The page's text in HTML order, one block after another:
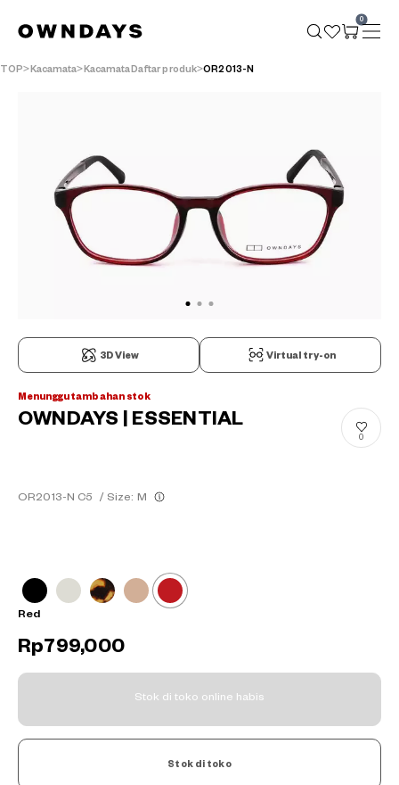
0
TOP Kacamata KacamataDaftar produk OR2013-N
3D View Virtual try-on
Menunggu tambahan stok
OWNDAYS | ESSENTIAL
OR2013-N C5 / Size: M
0
Red
Rp799,000
Stok di toko online habis
Stok di toko